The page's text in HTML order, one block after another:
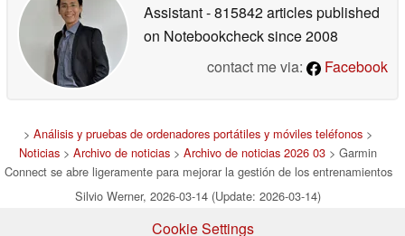
Assistant- 815842 articles published
on Notebookchecksince 2008
contact me via:
Facebook
> Análisis y pruebas de ordenadores portátiles y móviles teléfonos >
Noticias > Archivo de noticias > Archivo de noticias 2026 03 > Garmin
Connect se abre ligeramente para mejorar la gestión de los entrenamientos
Silvio Werner, 2026-03-14 (Update: 2026-03-14)
Cookie Settings